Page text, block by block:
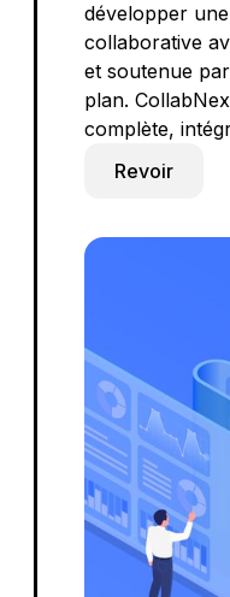
développer
collaborative
et soutenue
plan.
complète,
Revoir